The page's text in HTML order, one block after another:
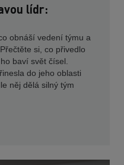
lídr:
obnáší vedení týmu a
si, co přivedlo
baví svět čísel.
do jeho oblasti
něj dělá silný tým